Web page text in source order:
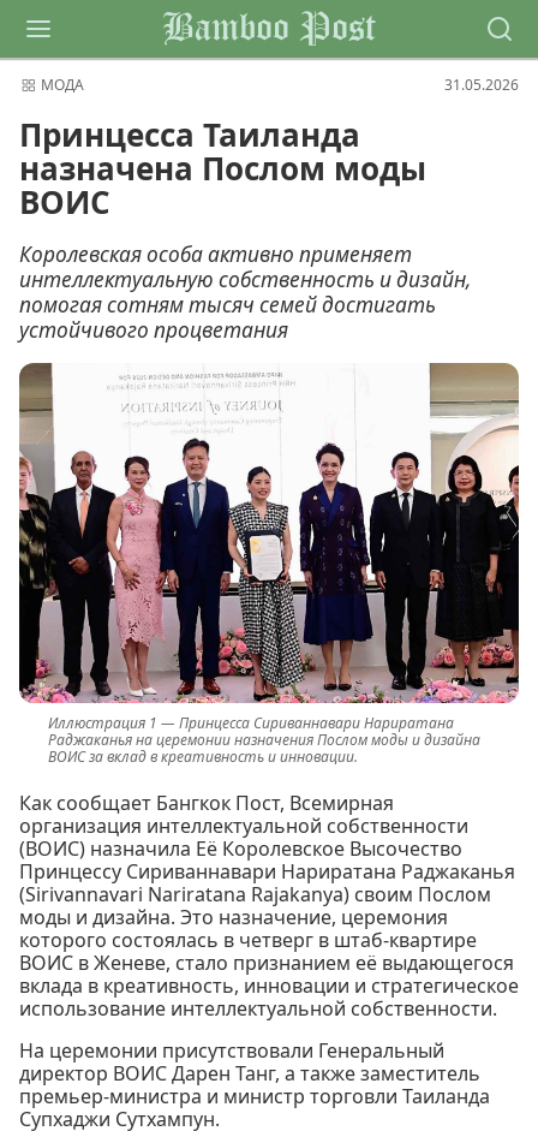
Bamboo Post
МОДА 31.05.2026
Принцесса Таиланда
назначена Послом моды
ВОИС
Королевская особа активно применяет
интеллектуальную собственность и дизайн,
помогая сотням тысяч семей достигать
устойчивого процветания
Принцесса Сириваннавари Нариратана
Раджаканья на церемонии назначения Послом моды и дизайна
ВОИС за вклад в креативность и инновации.
Как сообщает Бангкок Пост, Всемирная
организация интеллектуальной собственности
(ВОИС) назначила Её Королевское Высочество
Принцессу Сириваннавари Нариратана Раджаканья
(Sirivannavari Nariratana Rajakanya) своим Послом
моды и дизайна. Это назначение, церемония
которого состоялась в четверг в штаб-квартире
ВОИС в Женеве, стало признанием её выдающегося
вклада в креативность, инновации и стратегическое
использование интеллектуальной собственности.
На церемонии присутствовали Генеральный
директор ВОИС Дарен Танг, а также заместитель
премьер-министра и министр торговли Таиланда
Супхаджи Сутхампун.